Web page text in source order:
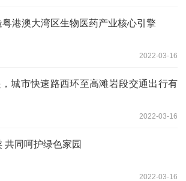
港澳大湾区生物医药产业核心引擎
2022-03-16
城市快速路西环至高滩岩段交通出行有
2022-03-16
共同呵护绿色家园
2022-03-16